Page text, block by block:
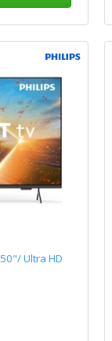
Ultra HD